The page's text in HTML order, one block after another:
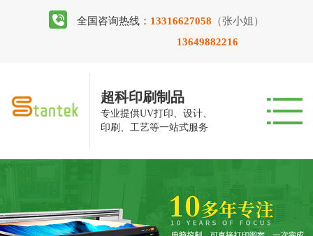
全国咨询热线： 13316627058 （张小姐）
13649882216
超科印刷制品
专业提供UV打印、设计、
印刷、工艺等一站式服务